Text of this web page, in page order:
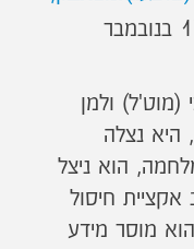
עדות נדירה ! סמוך לאחר ה 17 בנובמבר
(מוט'ל) ולמן
היא נצלה
הוא ניצל
אקציית חיסול
מוסר מידע